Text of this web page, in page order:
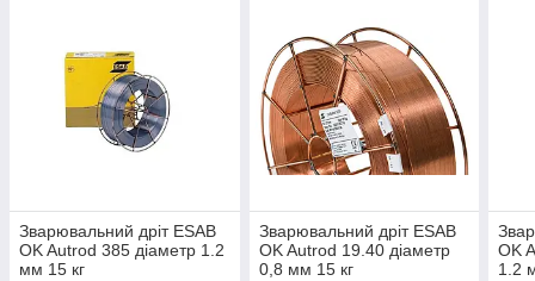
Зварювальний дріт ESAB
OK Autrod 385 діаметр 1.2
мм 15 кг
Зварювальний дріт ESAB
OK Autrod 19.40 діаметр
0,8 мм 15 кг
OK
1.2